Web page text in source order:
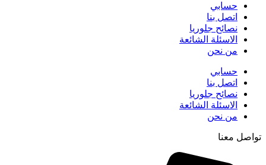
حسابي
اتصل بنا
نصائح جلوريا
الاسئلة الشائعة
من نحن
حسابي
اتصل بنا
نصائح جلوريا
الاسئلة الشائعة
من نحن
تواصل معنا